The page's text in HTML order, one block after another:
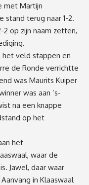
met Martijn
stand terug naar 1-2.
op zijn naam zetten,
veld stappen en
de Ronde verrichtte
was Maurits Kuiper
was aan ’s-
na een knappe
op het
het
waar de
Jawel, daar waar
in Klaaswaal